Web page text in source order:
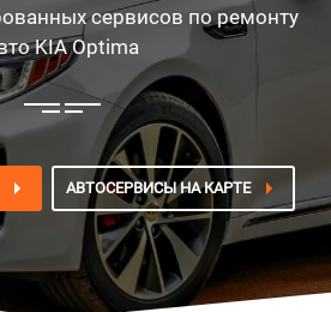
сервисов по ремонту
KIA Optima
АВТОСЕРВИСЫ НА КАРТЕ